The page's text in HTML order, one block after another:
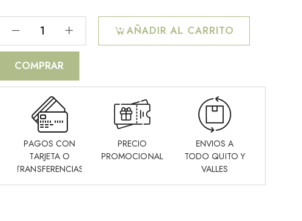
AÑADIR AL CARRITO
COMPRAR
PAGOS CON
TARJETA O
TRANSFERENCIAS
PRECIO
PROMOCIONAL
ENVIOS A
TODO QUITO Y
VALLES